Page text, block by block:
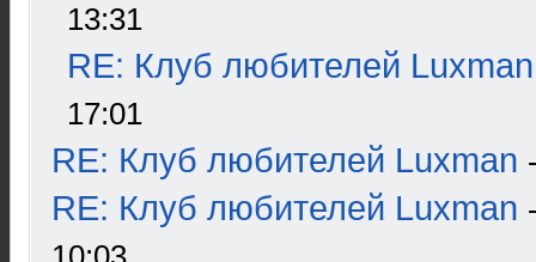
13:31
RE: Клуб любителей Luxman
17:01
RE: Клуб любителей Luxman
RE: Клуб любителей Luxman